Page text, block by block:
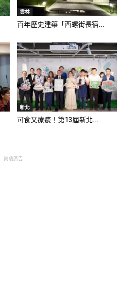
雲林
百年歷史建築「西螺街長宿...
新北
可食又療癒！第13屆新北...
- 贊助廣告 -